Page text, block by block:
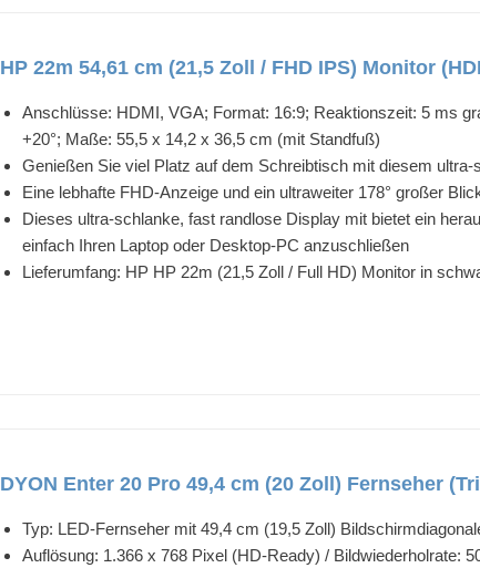
HP 22m 54,61 cm (21,5 Zoll / FHD IPS) Monitor
Anschlüsse: HDMI, VGA; Format: 16:9; Reaktionszeit: 5 ms
+20°; Maße: 55,5 x 14,2 x 36,5 cm (mit Standfuß)
Genießen Sie viel Platz auf dem Schreibtisch mit diesem
Eine lebhafte FHD-Anzeige und ein ultraweiter 178° großer
Dieses ultra-schlanke, fast randlose Display mit bietet ein
einfach Ihren Laptop oder Desktop-PC anzuschließen
Lieferumfang: HP HP 22m (21,5 Zoll / Full HD) Monitor in
DYON Enter 20 Pro 49,4 cm (20 Zoll) Fernseher
Typ: LED-Fernseher mit 49,4 cm (19,5 Zoll)
Auflösung: 1.366 x 768 Pixel (HD-Ready) / Bildwiederholrate: